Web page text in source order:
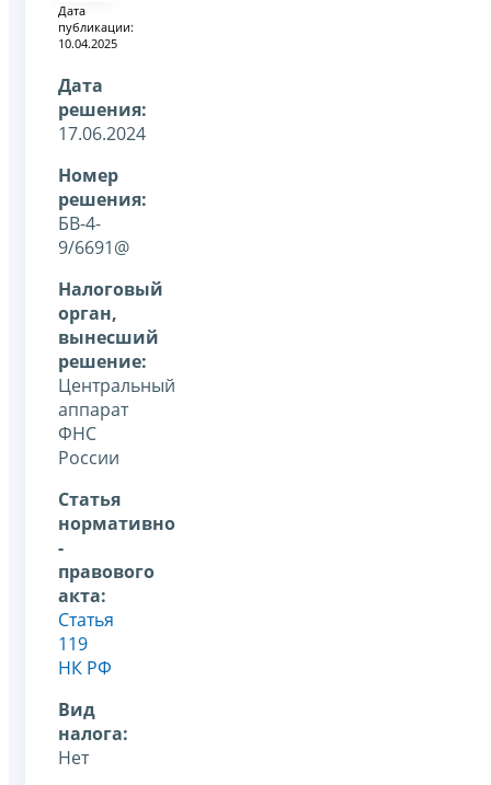
Дата
публикации:
10.04.2025
Дата
решения:
17.06.2024
Номер
решения:
БВ-4-
9/6691@
Налоговый
орган,
вынесший
решение:
Центральный
аппарат
ФНС
России
Статья
нормативно
-
правового
акта:
Статья
119
НК РФ
Вид
налога:
Нет